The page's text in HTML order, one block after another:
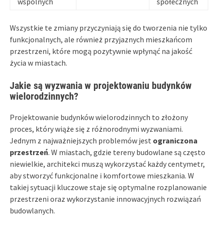
Wszystkie te zmiany przyczyniają się do tworzenia nie tylko
funkcjonalnych, ale również przyjaznych mieszkańcom
przestrzeni, które mogą pozytywnie wpłynąć na jakość
życia w miastach.
Jakie są wyzwania w projektowaniu budynków
wielorodzinnych?
Projektowanie budynków wielorodzinnych to złożony
proces, który wiąże się z różnorodnymi wyzwaniami.
Jednym z najważniejszych problemów jest ograniczona
przestrzeń. W miastach, gdzie tereny budowlane są często
niewielkie, architekci muszą wykorzystać każdy centymetr,
aby stworzyć funkcjonalne i komfortowe mieszkania. W
takiej sytuacji kluczowe staje się optymalne rozplanowanie
przestrzeni oraz wykorzystanie innowacyjnych rozwiązań
budowlanych.